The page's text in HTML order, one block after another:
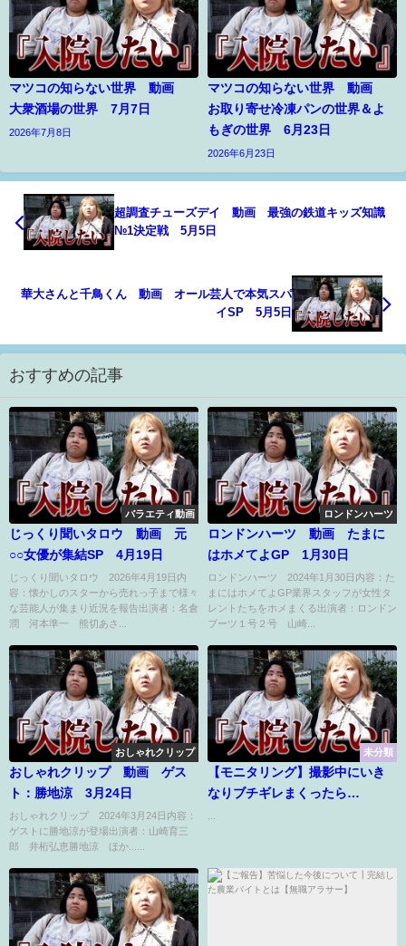
マツコの知らない世界 動画
大衆酒場の世界 7月7日
2026年7月8日
マツコの知らない世界 動画
お取り寄せ冷凍パンの世界＆よ
もぎの世界 6月23日
2026年6月23日
超調査チューズデイ 動画 最強の鉄道キッズ知識
№1決定戦 5月5日
華大さんと千鳥くん 動画 オール芸人で本気スパ
イSP 5月5日
おすすめの記事
バラエティ動画
じっくり聞いタロウ 動画 元
○○女優が集結SP 4月19日
じっくり聞いタロウ 2026年4月19日内
容：懐かしのスターから売れっ子まで様々
な芸能人が集まり近況を報告出演者：名倉
潤 河本準一 熊切あさ...
ロンドンハーツ
ロンドンハーツ 動画 たまに
はホメてよGP 1月30日
ロンドンハーツ 2024年1月30日内容：た
まにはホメてよGP業界スタッフが女性タ
レントたちをホメまくる出演者：ロンドン
ブーツ１号２号 山崎...
おしゃれクリップ
おしゃれクリップ 動画 ゲス
ト：勝地涼 3月24日
おしゃれクリップ 2024年3月24日内容：
ゲストに勝地涼が登場出演者：山崎育三
郎 井桁弘恵勝地涼 ほか......
未分類
【モニタリング】撮影中にいき
なりブチギレまくったら…